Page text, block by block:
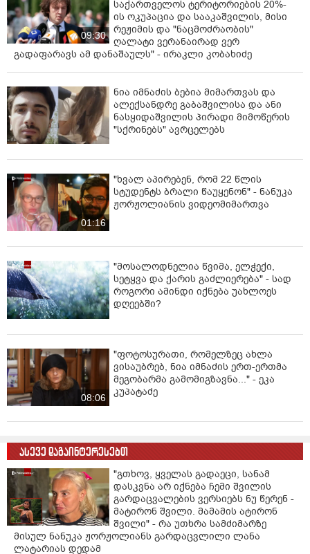
აორგანიზებდნენ
ამ რევოლუციის ორგანიზატორებზე კი ვიტყოდი, რომ
კლასიკური სცენარით "აგენტებად| მაღალი
ინტელექტის მქონე ადამიანებს ირჩევდნენ, თუმცა,
საქართველოს შემთხვევაში ფაქტია შეცვალეს
ტაქტიკა…" - წერს ნინო წილოსანი.
09:30
საქართველოს ტერიტორიების 20%-
ის ოკუპაცია და სააკაშვილის, მისი
რეჟიმის და "ნაცმოძრაობის"
ღალატი ვერანაირად ვერ
გადაფარავს ამ დანაშაულს" - ირაკლი კობახიძე
ნია იმნაძის ბებია მიმართვას და
ალექსანდრე გაბაშვილისა და ანი
ნასყიდაშვილის პირადი მიმოწერის
"სქრინებს" ავრცელებს
01:16
"ხვალ აპირებენ, რომ 22 წლის
სტუდენტს ბრალი წაუყენონ" - ნანუკა
ჟორჟოლიანის ვიდეომიმართვა
"მოსალოდნელია წვიმა, ელჭექი,
სეტყვა და ქარის გაძლიერება" - სად
როგორი ამინდი იქნება უახლოეს
დღეებში?
08:06
"ფოტოსურათი, რომელზეც ახლა
ვისაუბრებ, ნია იმნაძის ერთ-ერთმა
მეგობარმა გამომიგზავნა..." - ეკა
კუპატაძე
ასევე დაგაინტერესებთ
"გთხოვ, ყველას გადაეცი, სანამ
დასკვნა არ იქნება ჩემი შვილის
გარდაცვალების ვერსიებს ნუ წერენ -
მატირონ შვილი. მამამის ატირონ
შვილი" - რა უთხრა სამძიმარზე
მისულ ნანუკა ჟორჟოლიანს გარდაცვლილი ლანა
ლატარიას დედამ